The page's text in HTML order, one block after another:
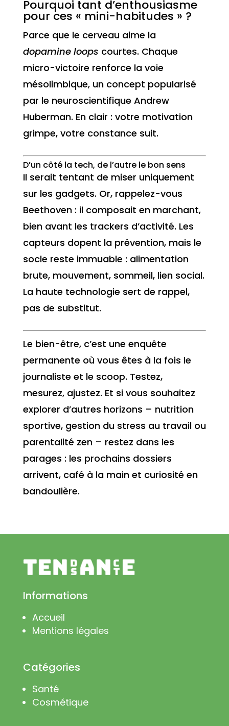
Pourquoi tant d’enthousiasme
pour ces « mini-habitudes » ?
Parce que le cerveau aime la
dopamine loops courtes. Chaque
micro-victoire renforce la voie
mésolimbique, un concept popularisé
par le neuroscientifique Andrew
Huberman. En clair : votre motivation
grimpe, votre constance suit.
D’un côté la tech, de l’autre le bon sens
Il serait tentant de miser uniquement
sur les gadgets. Or, rappelez-vous
Beethoven : il composait en marchant,
bien avant les trackers d’activité. Les
capteurs dopent la prévention, mais le
socle reste immuable : alimentation
brute, mouvement, sommeil, lien social.
La haute technologie sert de rappel,
pas de substitut.
Le bien-être, c’est une enquête
permanente où vous êtes à la fois le
journaliste et le scoop. Testez,
mesurez, ajustez. Et si vous souhaitez
explorer d’autres horizons – nutrition
sportive, gestion du stress au travail ou
parentalité zen – restez dans les
parages : les prochains dossiers
arrivent, café à la main et curiosité en
bandoulière.
Informations
Accueil
Mentions légales
Catégories
Santé
Cosmétique